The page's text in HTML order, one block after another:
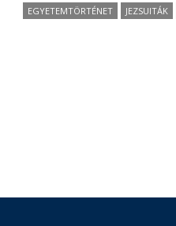
EGYETEMTÖRTÉNET JEZSUITÁK